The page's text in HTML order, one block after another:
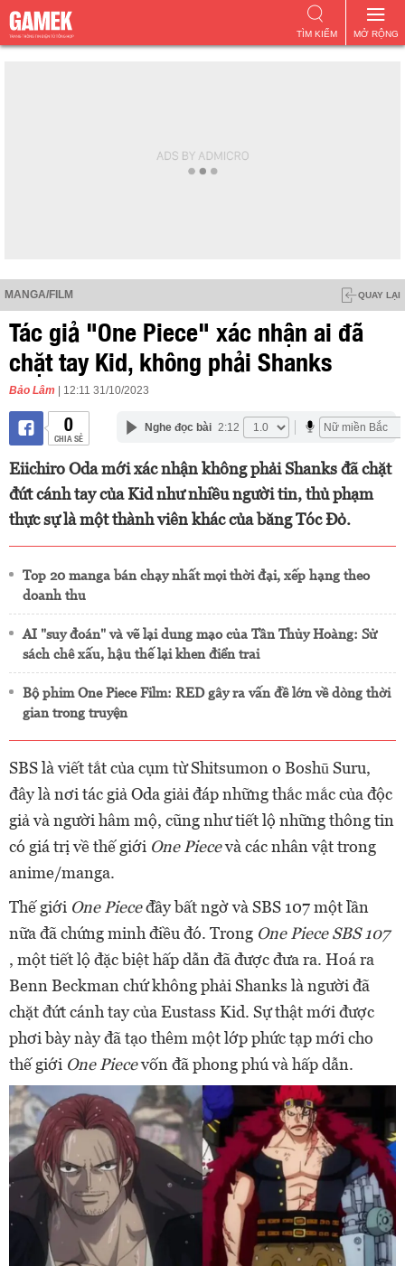
MỞ RỘNG
TÌM KIẾM
MANGA/FILM QUAY LẠI
Tác giả "One Piece" xác nhận ai đã
chặt tay Kid, không phải Shanks
Bảo Lâm | 12:11 31/10/2023
0
CHIA SẺ
Nghe đọc bài 2:12
Eiichiro Oda mới xác nhận không phải Shanks đã chặt
đứt cánh tay của Kid như nhiều người tin, thủ phạm
thực sự là một thành viên khác của băng Tóc Đỏ.
Top 20 manga bán chạy nhất mọi thời đại, xếp hạng theo
doanh thu
AI "suy đoán" và vẽ lại dung mạo của Tần Thủy Hoàng: Sử
sách chê xấu, hậu thế lại khen điển trai
Bộ phim One Piece Film: RED gây ra vấn đề lớn về dòng thời
gian trong truyện
SBS là viết tắt của cụm từ Shitsumon o Boshū Suru,
đây là nơi tác giả Oda giải đáp những thắc mắc của độc
giả và người hâm mộ, cũng như tiết lộ những thông tin
có giá trị về thế giới One Piecevà các nhân vật trong
anime/manga.
Thế giới One Pieceđầy bất ngờ và SBS 107 một lần
nữa đã chứng minh điều đó. Trong One Piece SBS 107
, một tiết lộ đặc biệt hấp dẫn đã được đưa ra. Hoá ra
Benn Beckman chứ không phải Shanks là người đã
chặt đứt cánh tay của Eustass Kid. Sự thật mới được
phơi bày này đã tạo thêm một lớp phức tạp mới cho
thế giới One Piecevốn đã phong phú và hấp dẫn.